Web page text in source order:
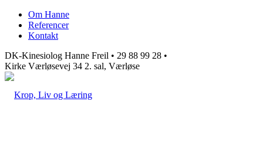
Om Hanne
Referencer
Kontakt
DK-Kinesiolog Hanne Freil • 29 88 99 28 •
Kirke Værløsevej 34 2. sal, Værløse